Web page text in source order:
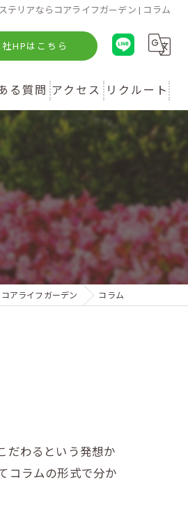
テリアならコアライフガーデン | コラム
HPはこちら
る質問 アクセス リクルート
アライフガーデン コラム
だわるという発想か
コラムの形式で分か